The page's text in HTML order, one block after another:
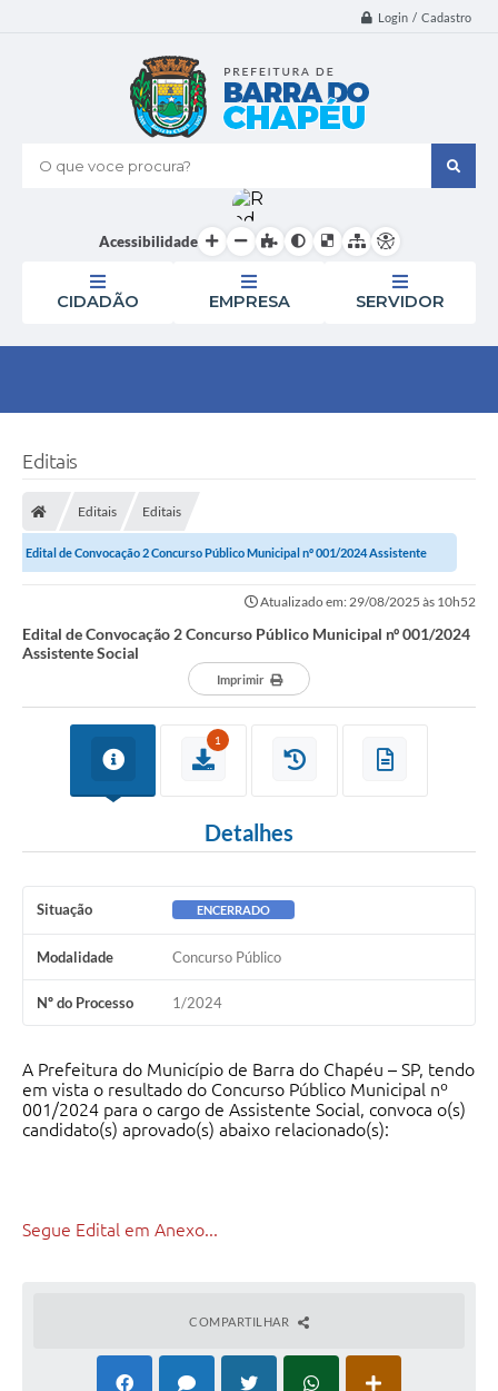
Login / Cadastro
O que voce procura?
Acessibilidade
CIDADÃO EMPRESA SERVIDOR
Editais
Editais Editais
Edital de Convocação 2 Concurso Público Municipal nº 001/2024 Assistente
Atualizado em: 29/08/2025 às 10h52
Edital de Convocação 2 Concurso Público Municipal nº 001/2024
Assistente Social
Imprimir
1
Detalhes
Situação ENCERRADO
Modalidade Concurso Público
Nº do Processo 1/2024
A Prefeitura do Município de Barra do Chapéu – SP, tendo
em vista o resultado do Concurso Público Municipal nº
001/2024 para o cargo de Assistente Social, convoca o(s)
candidato(s) aprovado(s) abaixo relacionado(s):
Segue Edital em Anexo...
COMPARTILHAR